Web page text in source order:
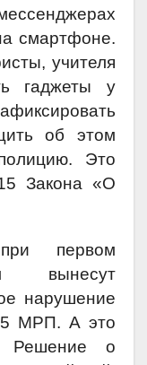
смартфоне.
учителя
гаджеты у
об этом
Это
Закона «О
первом
вынесут
нарушение
5 МРП. А это
Решение о